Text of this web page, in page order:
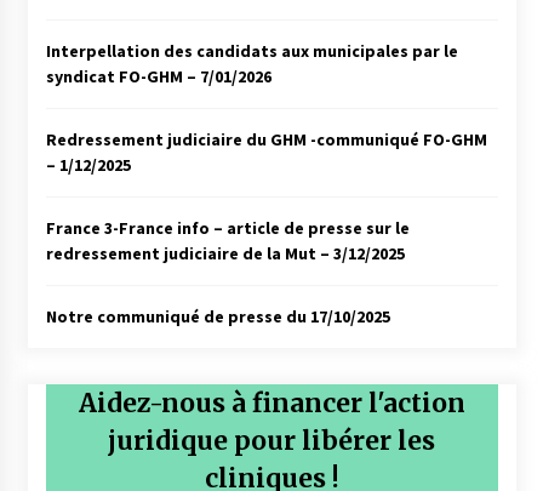
Interpellation des candidats aux municipales par le
syndicat FO-GHM – 7/01/2026
Redressement judiciaire du GHM -communiqué FO-GHM
– 1/12/2025
France 3-France info – article de presse sur le
redressement judiciaire de la Mut – 3/12/2025
Notre communiqué de presse du 17/10/2025
Aidez-nous à financer l'action
juridique pour libérer les
cliniques !